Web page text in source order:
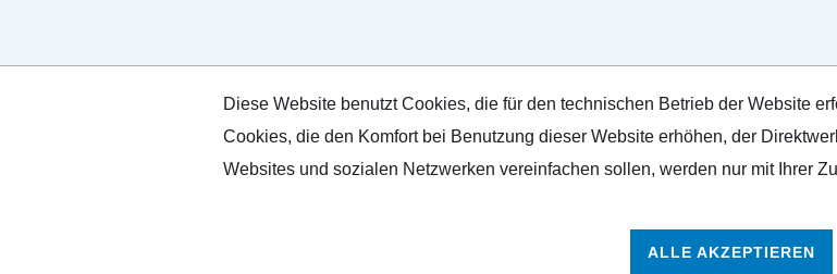
Diese Website benutzt Cookies, die für den technischen Betrieb der Website
Cookies, die den Komfort bei Benutzung dieser Website erhöhen, der
Websites und sozialen Netzwerken vereinfachen sollen, werden nur mit Ihrer
ALLE AKZEPTIEREN